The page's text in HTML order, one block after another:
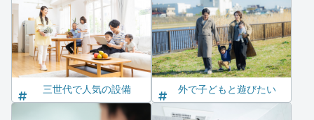
三世代で人気の設備 外で子どもと遊びたい